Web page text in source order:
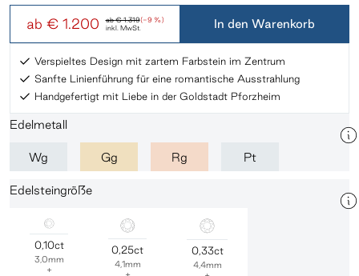
ab€ 1.319(-9 %)
ab € 1.200 inkl. MwSt. In den Warenkorb
Verspieltes Design mit zartem Farbstein im Zentrum
Sanfte Linienführung für eine romantische Ausstrahlung
Handgefertigt mit Liebe in der Goldstadt Pforzheim
Edelmetall
Wg Gg Rg Pt
Edelsteingröße
0,10ct
3,0mm
+
0,25ct
4,1mm
0,33ct
4,4mm